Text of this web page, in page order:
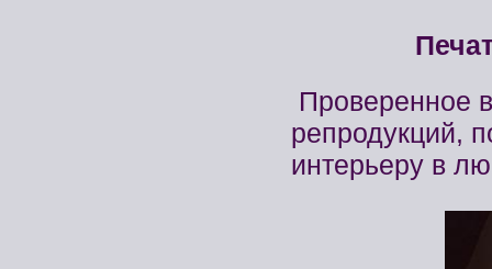
Проверенное
репродукций,
интерьеру в